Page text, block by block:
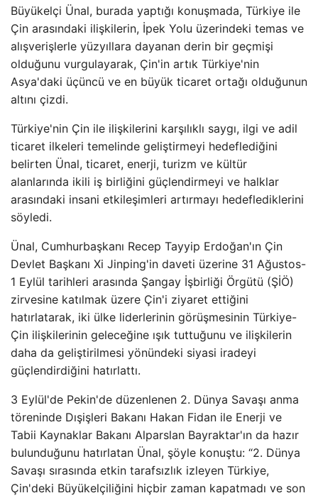
Büyükelçi Ünal, burada yaptığı konuşmada, Türkiye ile
Çin arasındaki ilişkilerin, İpek Yolu üzerindeki temas ve
alışverişlerle yüzyıllara dayanan derin bir geçmişi
olduğunu vurgulayarak, Çin'in artık Türkiye'nin
Asya'daki üçüncü ve en büyük ticaret ortağı olduğunun
altını çizdi.
Türkiye'nin Çin ile ilişkilerini karşılıklı saygı, ilgi ve adil
ticaret ilkeleri temelinde geliştirmeyi hedeflediğini
belirten Ünal, ticaret, enerji, turizm ve kültür
alanlarında ikili iş birliğini güçlendirmeyi ve halklar
arasındaki insani etkileşimleri artırmayı hedeflediklerini
söyledi.
Ünal, Cumhurbaşkanı Recep Tayyip Erdoğan'ın Çin
Devlet Başkanı Xi Jinping'in daveti üzerine 31 Ağustos-
1 Eylül tarihleri ​​arasında Şangay İşbirliği Örgütü (ŞİÖ)
zirvesine katılmak üzere Çin'i ziyaret ettiğini
hatırlatarak, iki ülke liderlerinin görüşmesinin Türkiye-
Çin ilişkilerinin geleceğine ışık tuttuğunu ve ilişkilerin
daha da geliştirilmesi yönündeki siyasi iradeyi
güçlendirdiğini hatırlattı.
3 Eylül'de Pekin'de düzenlenen 2. Dünya Savaşı anma
töreninde Dışişleri Bakanı Hakan Fidan ile Enerji ve
Tabii Kaynaklar Bakanı Alparslan Bayraktar'ın da hazır
bulunduğunu hatırlatan Ünal, şöyle konuştu: “2. Dünya
Savaşı sırasında etkin tarafsızlık izleyen Türkiye,
Çin'deki Büyükelçiliğini hiçbir zaman kapatmadı ve son